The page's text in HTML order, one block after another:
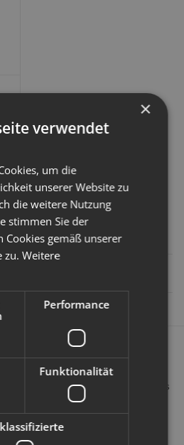
können wir eine schnellen und
Bestellungen welche uns bis
in der Regel am selben Tag
×
verwendet
um die
unserer Website zu
die weitere Nutzung
stimmen Sie der
Cookies gemäß unserer
zu.Weitere
Performance
Funktionalität